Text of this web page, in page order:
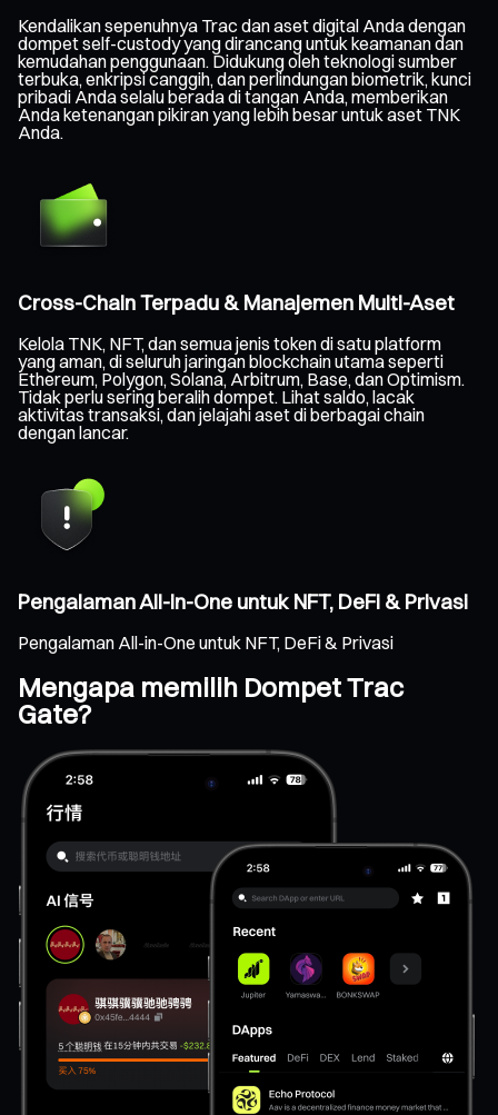
Kendalikan sepenuhnya Trac dan aset digital Anda dengan
dompet self-custody yang dirancang untuk keamanan dan
kemudahan penggunaan. Didukung oleh teknologi sumber
terbuka, enkripsi canggih, dan perlindungan biometrik, kunci
pribadi Anda selalu berada di tangan Anda, memberikan
Anda ketenangan pikiran yang lebih besar untuk aset TNK
Anda.
Cross-Chain Terpadu & Manajemen Multi-Aset
Kelola TNK, NFT, dan semua jenis token di satu platform
yang aman, di seluruh jaringan blockchain utama seperti
Ethereum, Polygon, Solana, Arbitrum, Base, dan Optimism.
Tidak perlu sering beralih dompet. Lihat saldo, lacak
aktivitas transaksi, dan jelajahi aset di berbagai chain
dengan lancar.
Pengalaman All-in-One untuk NFT, DeFi & Privasi
Pengalaman All-in-One untuk NFT, DeFi & Privasi
Mengapa memilih Dompet Trac
Gate?